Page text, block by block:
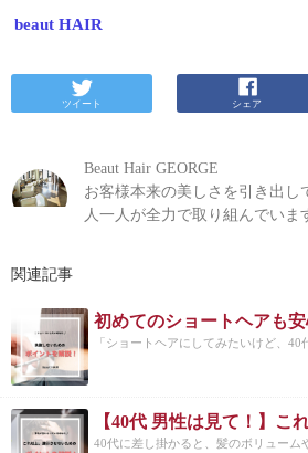
beaut HAIR
ツイート シェア
Beaut Hair GEORGE
お客様本来の美しさを引き出し
人一人が全力で取り組んでいま
関連記事
「ショートヘアにしてみたいけど、40
40代に差し掛かると、髪のボリューム